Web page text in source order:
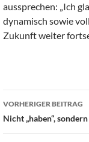
aussprechen: „Ich
dynamisch sowie
Zukunft weiter
VORHERIGER BEITRAG
Nicht „haben“, sondern